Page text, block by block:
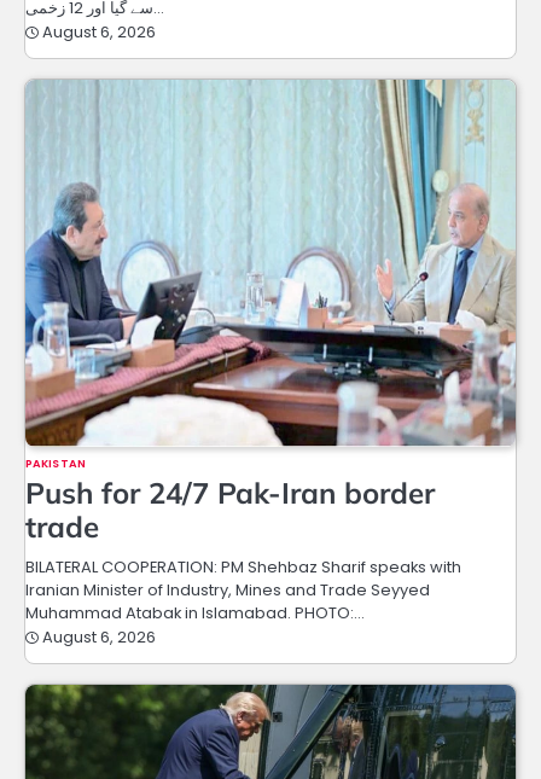
سے گیا اور 12 زخمی…
August 6, 2026
PAKISTAN
Push for 24/7 Pak-Iran border
trade
BILATERAL COOPERATION: PM Shehbaz Sharif speaks with
Iranian Minister of Industry, Mines and Trade Seyyed
Muhammad Atabak in Islamabad. PHOTO:…
August 6, 2026